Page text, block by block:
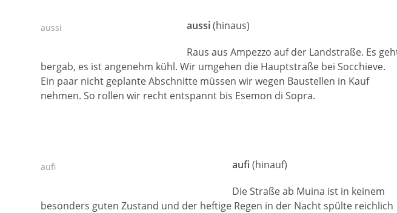
aussi aussi(hinaus)
Raus aus Ampezzo auf der Landstraße. Es
bergab, es ist angenehm kühl. Wir umgehen die Hauptstraße bei Socchieve.
Ein paar nicht geplante Abschnitte müssen wir wegen Baustellen in Kauf
nehmen. So rollen wir recht entspannt bis Esemon di Sopra.
aufi aufi (hinauf)
Die Straße ab Muina ist in keinem
besonders guten Zustand und der heftige Regen in der Nacht spülte reichlich